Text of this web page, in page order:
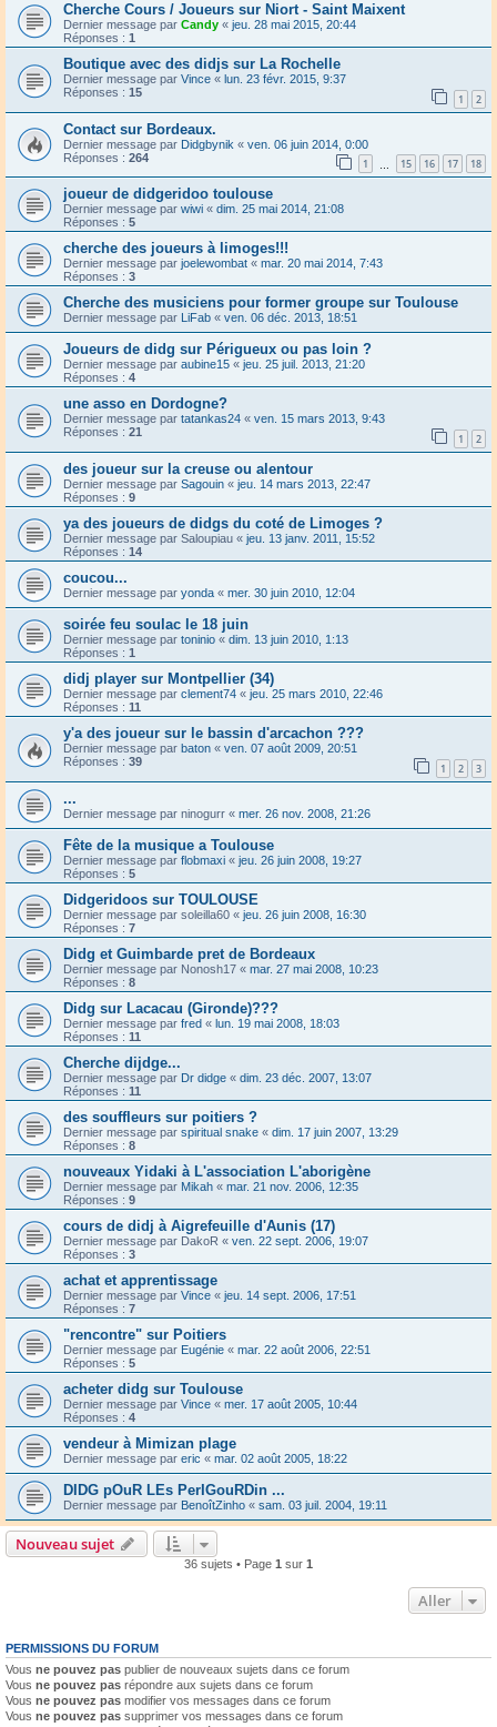
Cherche Cours / Joueurs sur Niort - Saint Maixent
Dernier message par Candy « jeu. 28 mai 2015, 20:44
Réponses : 1
Boutique avec des didjs sur La Rochelle
Dernier message par Vince « lun. 23 févr. 2015, 9:37
Réponses : 15 1 2
Contact sur Bordeaux.
Dernier message par Didgbynik « ven. 06 juin 2014, 0:00
Réponses : 264 1 15 16 17 18
joueur de didgeridoo toulouse
Dernier message par wiwi « dim. 25 mai 2014, 21:08
Réponses : 5
cherche des joueurs à limoges!!!
Dernier message par joelewombat « mar. 20 mai 2014, 7:43
Réponses : 3
Cherche des musiciens pour former groupe sur Toulouse
Dernier message par LiFab « ven. 06 déc. 2013, 18:51
Joueurs de didg sur Périgueux ou pas loin ?
Dernier message par aubine15 « jeu. 25 juil. 2013, 21:20
Réponses : 4
une asso en Dordogne?
Dernier message par tatankas24 « ven. 15 mars 2013, 9:43
Réponses : 21 1 2
des joueur sur la creuse ou alentour
Dernier message par Sagouin « jeu. 14 mars 2013, 22:47
Réponses : 9
ya des joueurs de didgs du coté de Limoges ?
Dernier message par Saloupiau « jeu. 13 janv. 2011, 15:52
Réponses : 14
coucou...
Dernier message par yonda « mer. 30 juin 2010, 12:04
soirée feu soulac le 18 juin
Dernier message par toninio « dim. 13 juin 2010, 1:13
Réponses : 1
didj player sur Montpellier (34)
Dernier message par clement74 « jeu. 25 mars 2010, 22:46
Réponses : 11
y'a des joueur sur le bassin d'arcachon ???
Dernier message par baton « ven. 07 août 2009, 20:51
Réponses : 39 1 2 3
...
Dernier message par ninogurr « mer. 26 nov. 2008, 21:26
Fête de la musique a Toulouse
Dernier message par flobmaxi « jeu. 26 juin 2008, 19:27
Réponses : 5
Didgeridoos sur TOULOUSE
Dernier message par soleilla60 « jeu. 26 juin 2008, 16:30
Réponses : 7
Didg et Guimbarde pret de Bordeaux
Dernier message par Nonosh17 « mar. 27 mai 2008, 10:23
Réponses : 8
Didg sur Lacacau (Gironde)???
Dernier message par fred « lun. 19 mai 2008, 18:03
Réponses : 11
Cherche dijdge...
Dernier message par Dr didge « dim. 23 déc. 2007, 13:07
Réponses : 11
des souffleurs sur poitiers ?
Dernier message par spiritual snake « dim. 17 juin 2007, 13:29
Réponses : 8
nouveaux Yidaki à L'association L'aborigène
Dernier message par Mikah « mar. 21 nov. 2006, 12:35
Réponses : 9
cours de didj à Aigrefeuille d'Aunis (17)
Dernier message par DakoR « ven. 22 sept. 2006, 19:07
Réponses : 3
achat et apprentissage
Dernier message par Vince « jeu. 14 sept. 2006, 17:51
Réponses : 7
"rencontre" sur Poitiers
Dernier message par Eugénie « mar. 22 août 2006, 22:51
Réponses : 5
acheter didg sur Toulouse
Dernier message par Vince « mer. 17 août 2005, 10:44
Réponses : 4
vendeur à Mimizan plage
Dernier message par eric « mar. 02 août 2005, 18:22
DIDG pOuR LEs PerIGouRDin ...
Dernier message par BenoîtZinho « sam. 03 juil. 2004, 19:11
Nouveau sujet
36 sujets • Page 1 sur 1
Aller
PERMISSIONS DU FORUM
Vous ne pouvez pas publier de nouveaux sujets dans ce forum
Vous ne pouvez pas répondre aux sujets dans ce forum
Vous ne pouvez pas modifier vos messages dans ce forum
Vous ne pouvez pas supprimer vos messages dans ce forum